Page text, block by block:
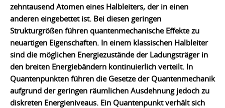
zehntausend Atomen eines Halbleiters, der in einen
anderen eingebettet ist. Bei diesen geringen
Strukturgrößen führen quantenmechanische Effekte zu
neuartigen Eigenschaften. In einem klassischen Halbleiter
sind die möglichen Energiezustände der Ladungsträger in
den breiten Energiebändern kontinuierlich verteilt. In
Quantenpunkten führen die Gesetze der Quantenmechanik
aufgrund der geringen räumlichen Ausdehnung jedoch zu
diskreten Energieniveaus. Ein Quantenpunkt verhält sich